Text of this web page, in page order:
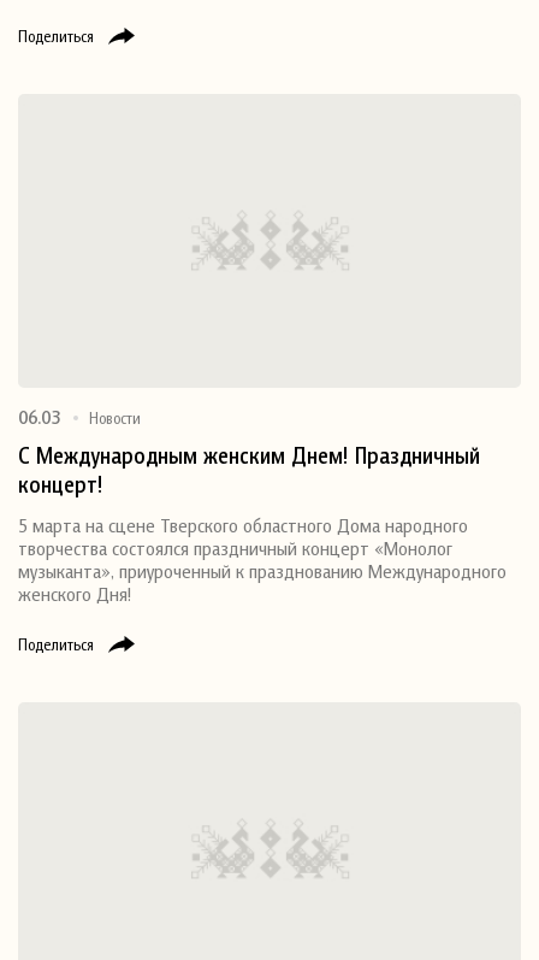
Поделиться
Поделиться
06.03 Новости
С Международным женским Днем! Праздничный
концерт!
5 марта на сцене Тверского областного Дома народного
творчества состоялся праздничный концерт «Монолог
музыканта», приуроченный к празднованию Международного
женского Дня!